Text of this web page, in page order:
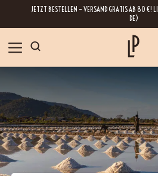
JETZT BESTELLEN – VERSAND GRATIS AB 80 €!
DE)
SHOP
GESCHENKE
BLOG
Wenn Sie Ihre E-Mail-Adresse hinterlassen,
Newslettern, die reich an Tipps, Inspirationen und
neuesten Entwicklungen sind.
jederzeit möglich.